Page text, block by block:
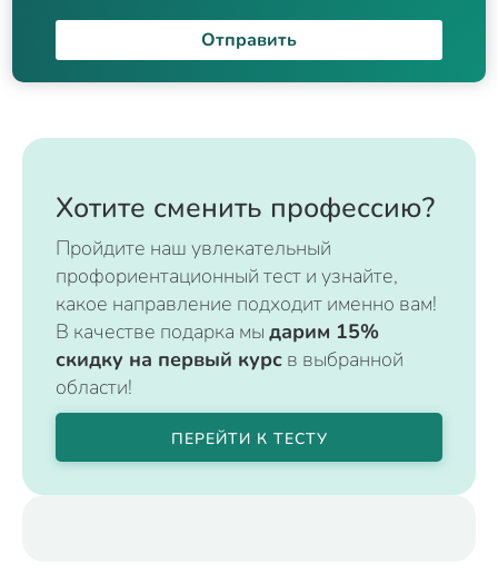
Отправить
Хотите сменить профессию?
Пройдите наш увлекательный
профориентационный тест и узнайте,
какое направление подходит именно вам!
В качестве подарка мы дарим 15%
скидку на первый курс в выбранной
области!
ПЕРЕЙТИ К ТЕСТУ